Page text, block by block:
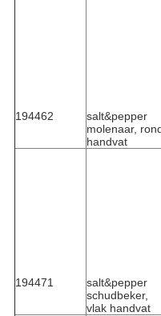
194462
salt&pepper
molenaar,
handvat
194471
salt&pepper
schudbeker,
vlak handvat